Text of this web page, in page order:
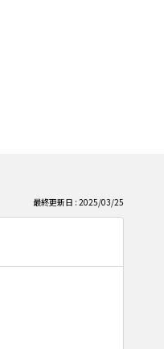
最終更新日 : 2025/03/25